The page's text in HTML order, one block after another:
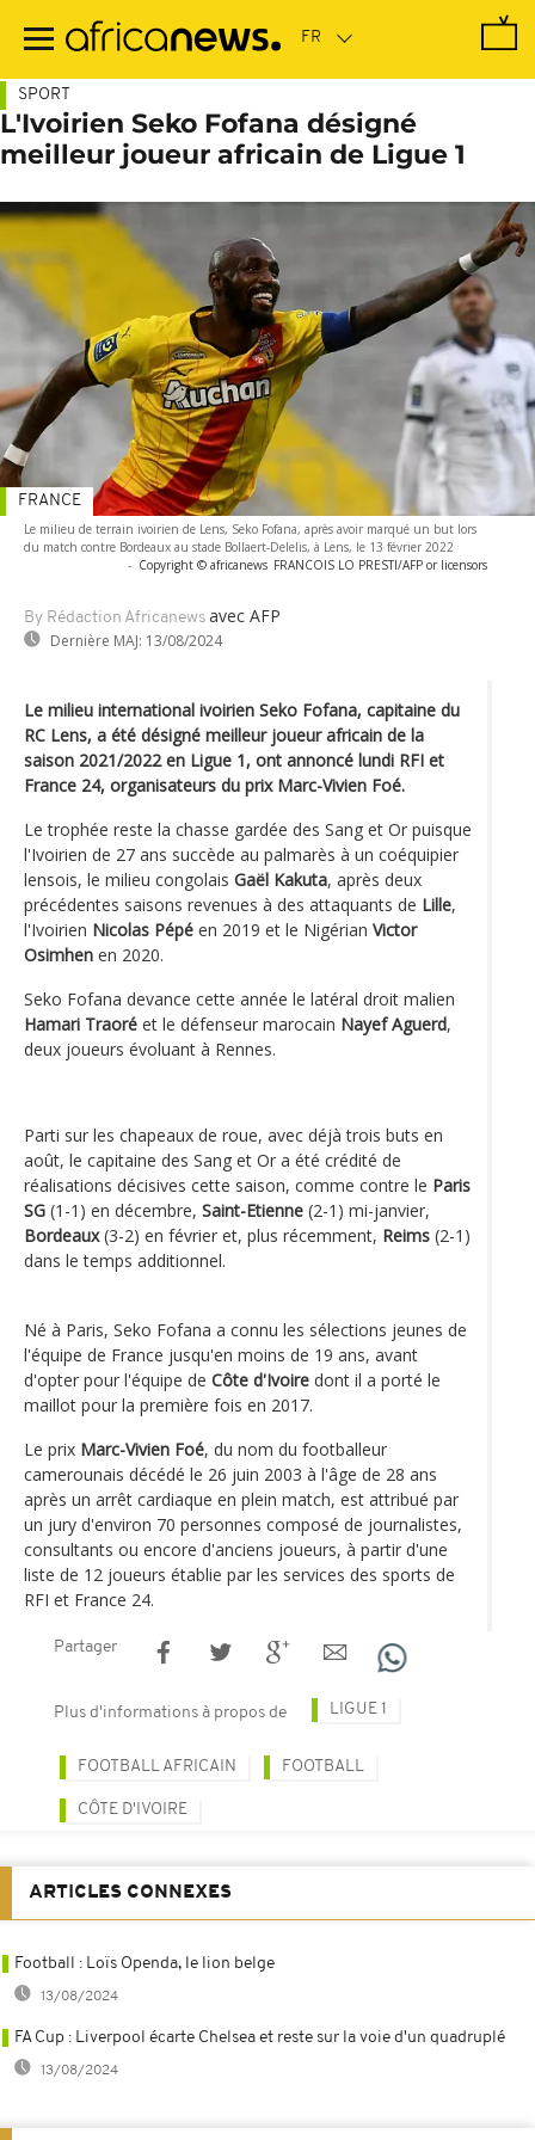
contenu
SPORT
L'Ivoirien Seko Fofana désigné
meilleur joueur africain de Ligue 1
Le milieu de terrain ivoirien de Lens, Seko Fofana, après avoir marqué un but lors
du match contre Bordeaux au stade Bollaert-Delelis, à Lens, le 13 février 2022
- Copyright © africanews FRANCOIS LO PRESTI/AFP or licensors
By Rédaction Africanews avec AFP
Dernière MAJ: 13/08/2024
FRANCE
Le milieu international ivoirien Seko Fofana, capitaine du
RC Lens, a été désigné meilleur joueur africain de la
saison 2021/2022 en Ligue 1, ont annoncé lundi RFI et
France 24, organisateurs du prix Marc-Vivien Foé.
Le trophée reste la chasse gardée des Sang et Or puisque
l'Ivoirien de 27 ans succède au palmarès à un coéquipier
lensois, le milieu congolais Gaël Kakuta, après deux
précédentes saisons revenues à des attaquants de Lille,
l'Ivoirien Nicolas Pépé en 2019 et le Nigérian Victor
Osimhen en 2020.
Seko Fofana devance cette année le latéral droit malien
Hamari Traoré et le défenseur marocain Nayef Aguerd,
deux joueurs évoluant à Rennes.
Parti sur les chapeaux de roue, avec déjà trois buts en
août, le capitaine des Sang et Or a été crédité de
réalisations décisives cette saison, comme contre le Paris
SG (1-1) en décembre, Saint-Etienne (2-1) mi-janvier,
Bordeaux(3-2) en février et, plus récemment, Reims (2-1)
dans le temps additionnel.
Né à Paris, Seko Fofana a connu les sélections jeunes de
l'équipe de France jusqu'en moins de 19 ans, avant
d'opter pour l'équipe de Côte d'Ivoire dont il a porté le
maillot pour la première fois en 2017.
Le prix Marc-Vivien Foé, du nom du footballeur
camerounais décédé le 26 juin 2003 à l'âge de 28 ans
après un arrêt cardiaque en plein match, est attribué par
un jury d'environ 70 personnes composé de journalistes,
consultants ou encore d'anciens joueurs, à partir d'une
liste de 12 joueurs établie par les services des sports de
RFI et France 24.
Partager
Plus d'informations à propos de LIGUE 1
FOOTBALL AFRICAIN FOOTBALL
CÔTE D'IVOIRE
ARTICLES CONNEXES
Football : Loïs Openda, le lion belge
13/08/2024
FA Cup : Liverpool écarte Chelsea et reste sur la voie d'un quadruplé
13/08/2024